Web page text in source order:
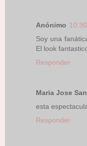
Anónimo 10:30
Soy una
El look
Responder
Maria Jose
esta
Responder